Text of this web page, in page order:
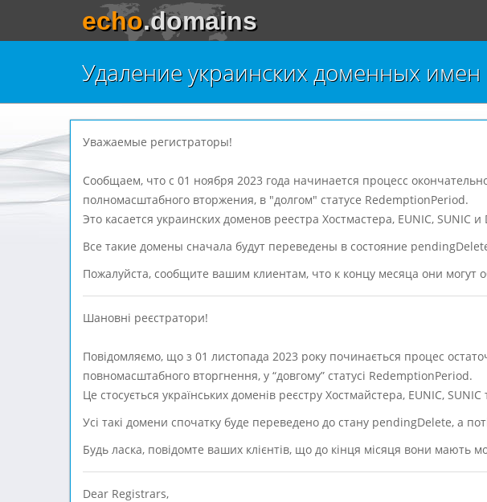
echo.domains
Удаление украинских доменных имен
Уважаемые регистраторы!
Сообщаем, что с 01 ноября 2023 года начинается процесс
полномасштабного вторжения, в "долгом" статусе RedemptionPeriod.
Это касается украинских доменов реестра Хостмастера, EUNIC, SUNIC и
Все такие домены сначала будут переведены в состояние
Пожалуйста, сообщите вашим клиентам, что к концу месяца они могут
Шановні реєстратори!
Повідомляємо, що з 01 листопада 2023 року починається процес
повномасштабного вторгнення, у “довгому” статусі RedemptionPeriod.
Це стосується українських доменів реєстру Хостмайстера, EUNIC, SUNIC
Усі такі домени спочатку буде переведено до стану pendingDelete, а
Будь ласка, повідомте ваших клієнтів, що до кінця місяця вони мають
Dear Registrars,